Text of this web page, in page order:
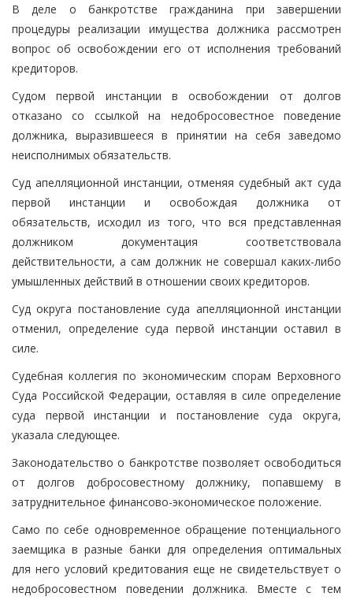
В деле о банкротстве гражданина при завершении
процедуры реализации имущества должника рассмотрен
вопрос об освобождении его от исполнения требований
кредиторов.
Судом первой инстанции в освобождении от долгов
отказано со ссылкой на недобросовестное поведение
должника, выразившееся в принятии на себя заведомо
неисполнимых обязательств.
Суд апелляционной инстанции, отменяя судебный акт суда
первой инстанции и освобождая должника от
обязательств, исходил из того, что вся представленная
должником документация соответствовала
действительности, а сам должник не совершал каких-либо
умышленных действий в отношении своих кредиторов.
Суд округа постановление суда апелляционной инстанции
отменил, определение суда первой инстанции оставил в
силе.
Судебная коллегия по экономическим спорам Верховного
Суда Российской Федерации, оставляя в силе определение
суда первой инстанции и постановление суда округа,
указала следующее.
Законодательство о банкротстве позволяет освободиться
от долгов добросовестному должнику, попавшему в
затруднительное финансово-экономическое положение.
Само по себе одновременное обращение потенциального
заемщика в разные банки для определения оптимальных
для него условий кредитования еще не свидетельствует о
недобросовестном поведении должника. Вместе с тем